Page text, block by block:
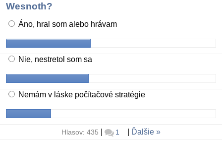
Wesnoth?
Áno, hral som alebo hrávam
Nie, nestretol som sa
Nemám v láske počítačové stratégie
Hlasov: 435 1 Ďalšie